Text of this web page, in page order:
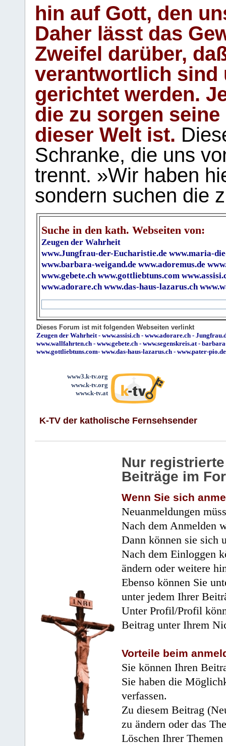
hin auf Gott, den
Daher lässt das
Zweifel darüber,
verantwortlich sind
gerichtet werden.
die zu sorgen
dieser Welt ist.
Schranke, die uns
trennt. »Wir haben
sondern suchen die
Suche in den kath. Webseiten von:
Zeugen der Wahrheit
www.Jungfrau-der-Eucharistie.de www.maria-
www.barbara-weigand.de www.adoremus.de
www.gebete.ch www.gottliebtuns.com
www.adorare.ch www.das-haus-lazarus.ch
Dieses Forum ist mit folgenden Webseiten verlinkt
Zeugen der Wahrheit- www.assisi.ch - www.adorare.ch -
www.wallfahrten.ch - www.gebete.ch - www.segenskreis.at-
www.gottliebtuns.com- www.das-haus-lazarus.ch - www.pater-pio.de
www3.k-tv.org
www.k-tv.org
www.k-tv.at
K-TV der katholische Fernsehsender
Nur
Beiträge im
Wenn Sie sich
Neuanmeldungen
Nach dem Anmelden
Dann können sie sich
Nach dem Einloggen
ändern oder weitere
Ebenso können Sie
unter jedem Ihrer
Unter Profil/Profil
Beitrag unter Ihrem
Vorteile beim
Sie können Ihren
Sie haben die
verfassen.
Zu diesem Beitrag
zu ändern oder das
Löschen Ihrer